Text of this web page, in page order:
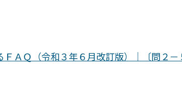
ＡＱ（令和３年６月改訂版）｜〔問２